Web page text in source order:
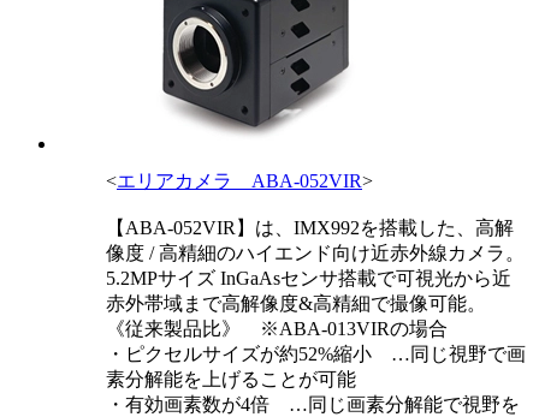
<エリアカメラ ABA-052VIR>
【ABA-052VIR】は、IMX992を搭載した、高解
像度 / 高精細のハイエンド向け近赤外線カメラ。
5.2MPサイズ InGaAsセンサ搭載で可視光から近
赤外帯域まで高解像度&高精細で撮像可能。
《従来製品比》 ※ABA-013VIRの場合
・ピクセルサイズが約52%縮小 …同じ視野で画
素分解能を上げることが可能
・有効画素数が4倍 …同じ画素分解能で視野を